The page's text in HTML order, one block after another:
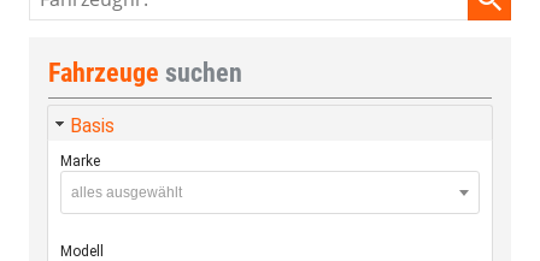
Fahrzeuge suchen
Basis
Marke
alles ausgewählt
Modell